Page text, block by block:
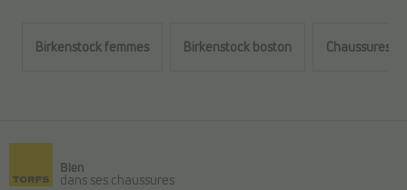
Birkenstock femmes Birkenstock boston Chaussures
Bien
dans ses chaussures